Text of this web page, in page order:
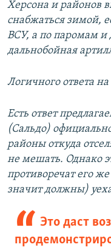
Херсона и районов
снабжаться зимой,
ВСУ, а по паромам и
дальнобойная
Логичного ответа
Есть ответ
(Сальдо)
районы откуда
не мешать. Однако
противоречат его
значит должны)
Это даст